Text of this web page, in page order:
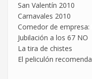
San Valentín 2010
Carnavales 2010
Comedor de
Jubilación a los 67 NO
La tira de chistes
El peliculón